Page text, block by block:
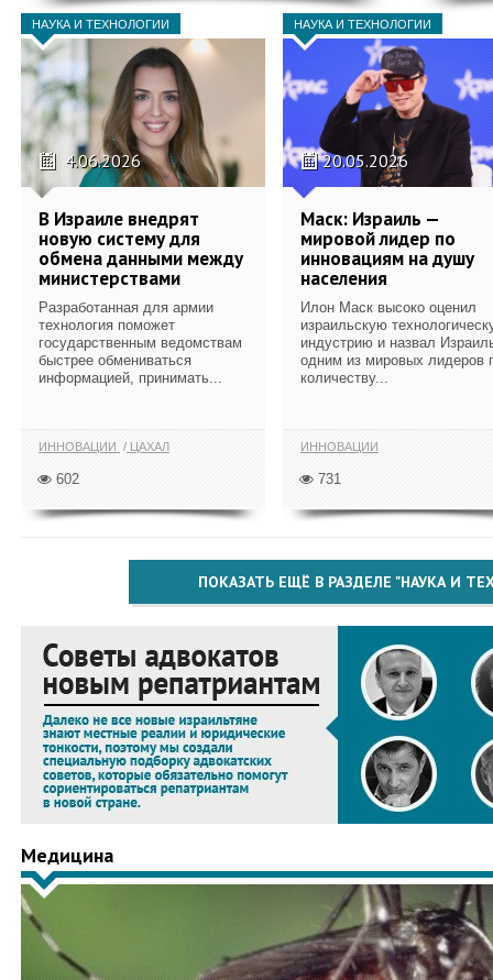
НАУКА И ТЕХНОЛОГИИ
4.06.2026
В Израиле внедрят
новую систему для
обмена данными между
министерствами
Разработанная для армии
технология поможет
государственным ведомствам
быстрее обмениваться
информацией, принимать...
ИННОВАЦИИ ЦАХАЛ
602
НАУКА И ТЕХНОЛОГИИ
20.05.2026
Маск: Израиль —
мировой лидер по
инновациям на душу
населения
Илон Маск высоко оценил
израильскую
индустрию и назвал
одним из мировых лидеров
количеству...
ИННОВАЦИИ
731
ПОКАЗАТЬ ЕЩЁ В РАЗДЕЛЕ "НАУКА И
Медицина